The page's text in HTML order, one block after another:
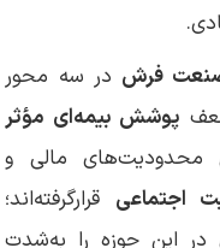
فرش در سه محور
پوشش بیمه‌ای مؤثر
محدودیت‌های مالی و
اجتماعی قرارگرفته‌اند؛
این حوزه را به‌شدت